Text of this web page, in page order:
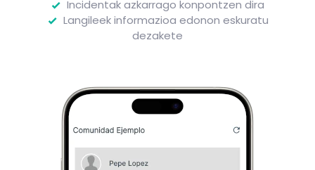
Incidentak azkarrago konpontzen dira
Langileek informazioa edonon eskuratu
dezakete